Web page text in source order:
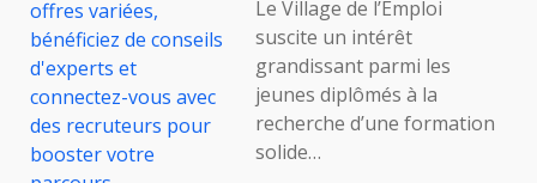
Le Village de l’Emploi
suscite un intérêt
grandissant parmi les
jeunes diplômés à la
recherche d’une formation
solide…